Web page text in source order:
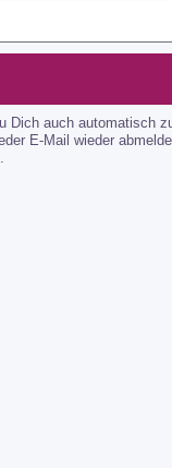
Dich auch automatisch
E-Mail wieder